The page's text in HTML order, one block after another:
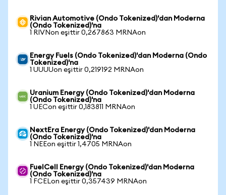
Rivian Automotive (Ondo Tokenized)'dan Moderna
(Ondo Tokenized)'na
1 RIVNon eşittir 0,267863 MRNAon
Energy Fuels (Ondo Tokenized)'dan Moderna (Ondo
Tokenized)'na
1 UUUUon eşittir 0,219192 MRNAon
Uranium Energy (Ondo Tokenized)'dan Moderna
(Ondo Tokenized)'na
1 UECon eşittir 0,183811 MRNAon
NextEra Energy (Ondo Tokenized)'dan Moderna
(Ondo Tokenized)'na
1 NEEon eşittir 1,4705 MRNAon
FuelCell Energy (Ondo Tokenized)'dan Moderna
(Ondo Tokenized)'na
1 FCELon eşittir 0,357439 MRNAon